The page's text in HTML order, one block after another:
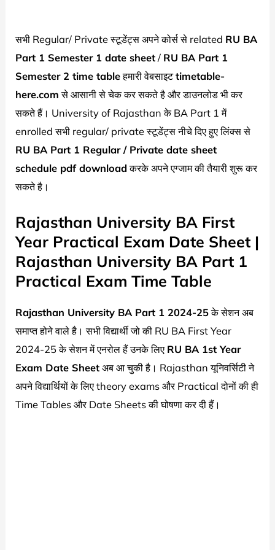
सभी Regular/ Private स्टूडेंट्स अपने कोर्स से related RU BA
Part 1 Semester 1 date sheet / RU BA Part 1
Semester 2 time tableहमारी वेबसाइटtimetable-
here.com से आसानी से चेक कर सकते है और डाउनलोड भी कर
सकते हैं। University of Rajasthan के BA Part 1 में
enrolled सभी regular/ private स्टूडेंट्स नीचे दिए हुए लिंक्स से
RU BA Part 1 Regular / Private date sheet
schedule pdf download करके अपने एग्जाम की तैयारी शुरू कर
सकते है।
Rajasthan University BA First
Year Practical Exam Date Sheet |
Rajasthan University BA Part 1
Practical Exam Time Table
Rajasthan University BA Part 1 2024-25के सेशन अब
समाप्त होने वाले है। सभी विद्यार्थी जो की RU BA First Year
2024-25 के सेशन में एनरोल हैं उनके लिए RU BA 1st Year
Exam Date Sheet अब आ चुकी है। Rajasthan यूनिवर्सिटी ने
अपने विद्यार्थियों के लिए theory exams और Practical दोनों की ही
Time Tables और Date Sheets की घोषणा कर दी हैं।